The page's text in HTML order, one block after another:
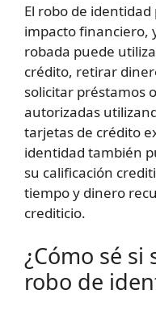
El robo de
impacto financiero,
robada puede
crédito, retirar
solicitar préstamos
autorizadas
tarjetas de crédito
identidad también
su calificación
tiempo y dinero
crediticio.
¿Cómo sé si
robo de